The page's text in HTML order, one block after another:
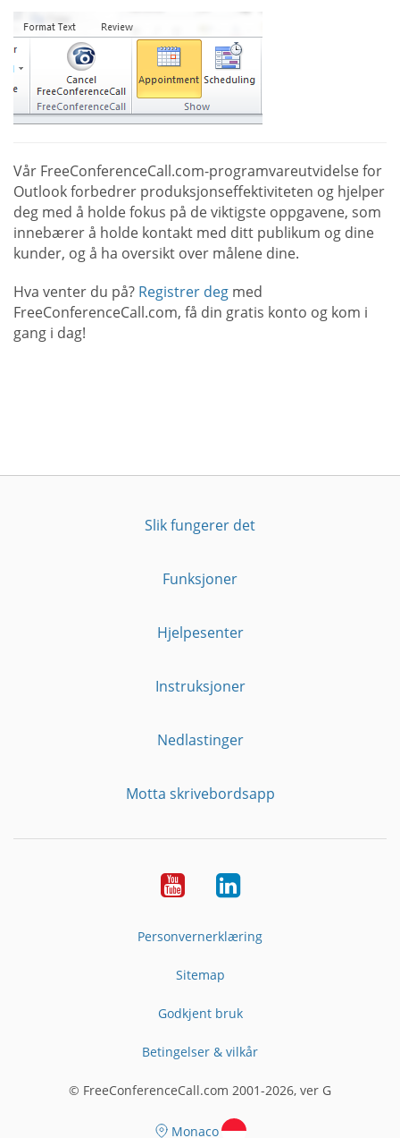
Vår FreeConferenceCall.com-programvareutvidelse for
Outlook forbedrer produksjonseffektiviteten og hjelper
deg med å holde fokus på de viktigste oppgavene, som
innebærer å holde kontakt med ditt publikum og dine
kunder, og å ha oversikt over målene dine.
Hva venter du på? Registrer deg med
FreeConferenceCall.com, få din gratis konto og kom i
gang i dag!
Slik fungerer det
Funksjoner
Hjelpesenter
Instruksjoner
Nedlastinger
Motta skrivebordsapp
YouTubeLinkedin
Personvernerklæring
Sitemap
Godkjent bruk
Betingelser & vilkår
© FreeConferenceCall.com 2001-2026, ver G
Monaco